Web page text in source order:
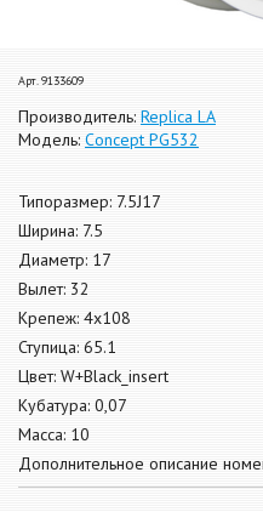
Арт. 9133609
Производитель: Replica LA
Модель: Concept PG532
Типоразмер: 7.5J17
Ширина: 7.5
Диаметр: 17
Вылет: 32
Крепеж: 4x108
Ступица: 65.1
Цвет: W+Black_insert
Кубатура: 0,07
Масса: 10
Дополнительное описание